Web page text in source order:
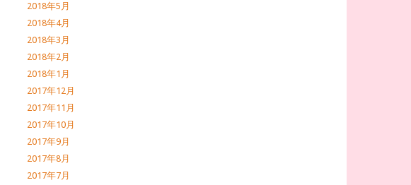
2018年5月
2018年4月
2018年3月
2018年2月
2018年1月
2017年12月
2017年11月
2017年10月
2017年9月
2017年8月
2017年7月